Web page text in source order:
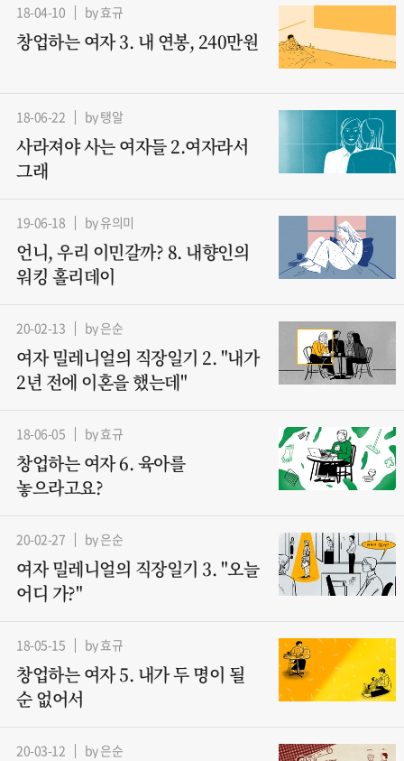
18-04-10 by 효규
창업하는 여자 3. 내 연봉, 240만원
18-06-22 by 탱알
사라져야 사는 여자들 2.여자라서
그래
19-06-18 by 유의미
언니, 우리 이민갈까? 8. 내향인의
워킹 홀리데이
20-02-13 by 은순
여자 밀레니얼의 직장일기 2. "내가
2년 전에 이혼을 했는데"
18-06-05 by 효규
창업하는 여자 6. 육아를
놓으라고요?
20-02-27 by 은순
여자 밀레니얼의 직장일기 3. "오늘
어디 가?"
18-05-15 by 효규
창업하는 여자 5. 내가 두 명이 될
순 없어서
20-03-12 by 은순